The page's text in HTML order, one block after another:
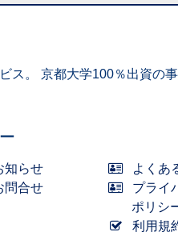
ス。 京都大学100％出資の
知らせ
問合せ
よくあ
プライ
ポリシ
利用規